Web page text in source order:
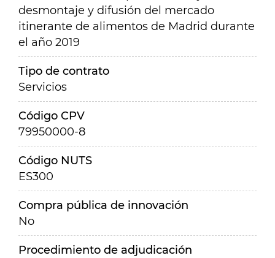
desmontaje y difusión del mercado
itinerante de alimentos de Madrid durante
el año 2019
Tipo de contrato
Servicios
Código CPV
79950000-8
Código NUTS
ES300
Compra pública de innovación
No
Procedimiento de adjudicación